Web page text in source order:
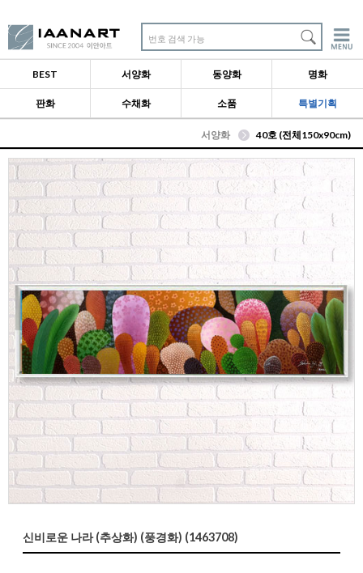
번호 검색 가능
BEST 서양화 동양화 명화
판화 수채화 소품 특별기획
서양화 40호 (전체150x90cm)
신비로운 나라 (추상화) (풍경화) (1463708)